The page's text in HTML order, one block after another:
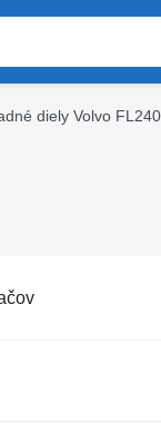
diely Volvo FL240